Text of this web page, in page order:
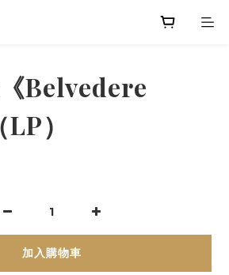
Belvedere
）
加入購物車